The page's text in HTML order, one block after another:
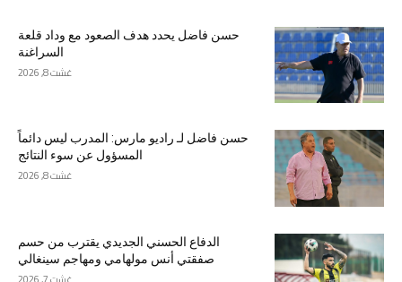
حسن فاضل يحدد هدف الصعود مع وداد قلعة
السراغنة
غشت 8, 2026
حسن فاضل لـ راديو مارس: المدرب ليس دائماً
المسؤول عن سوء النتائج
غشت 8, 2026
الدفاع الحسني الجديدي يقترب من حسم
صفقتي أنس مولهامي ومهاجم سينغالي